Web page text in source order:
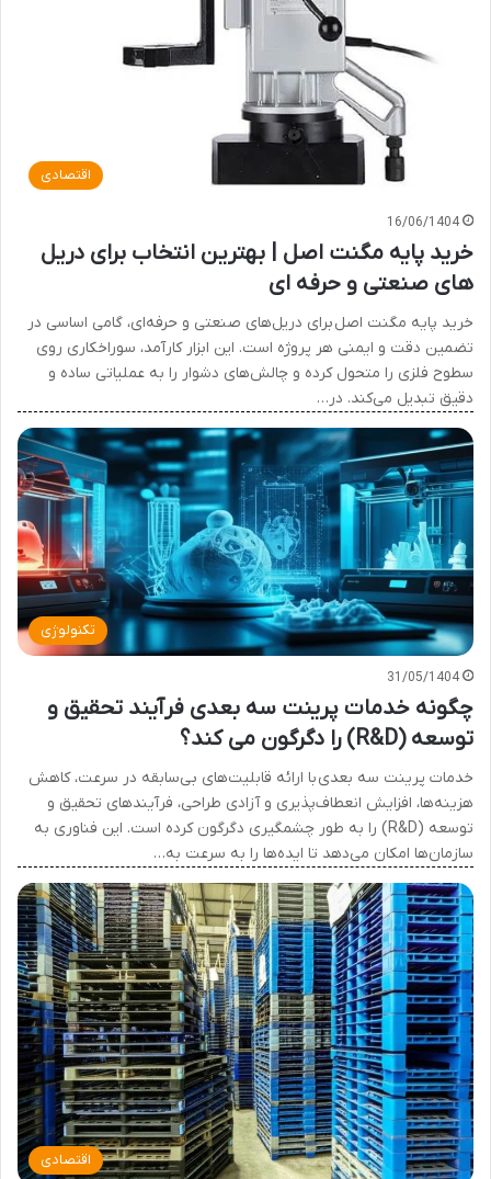
اقتصادی
16/06/1404
خرید پایه مگنت اصل | بهترین انتخاب برای دریل
های صنعتی و حرفه ای
خرید پایه مگنت اصل برای دریل‌های صنعتی و حرفه‌ای، گامی اساسی در
تضمین دقت و ایمنی هر پروژه است. این ابزار کارآمد، سوراخکاری روی
سطوح فلزی را متحول کرده و چالش‌های دشوار را به عملیاتی ساده و
دقیق تبدیل می‌کند. در…
تکنولوژی
31/05/1404
چگونه خدمات پرینت سه بعدی فرآیند تحقیق و
توسعه (R&D) را دگرگون می کند؟
خدمات پرینت سه بعدی با ارائه قابلیت‌های بی‌سابقه در سرعت، کاهش
هزینه‌ها، افزایش انعطاف‌پذیری و آزادی طراحی، فرآیندهای تحقیق و
توسعه (R&D) را به طور چشمگیری دگرگون کرده است. این فناوری به
سازمان‌ها امکان می‌دهد تا ایده‌ها را به سرعت به…
اقتصادی